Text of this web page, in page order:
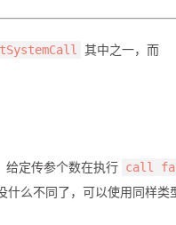
其中之一，而
给定传参个数在执行 call
什么不同了，可以使用同样类